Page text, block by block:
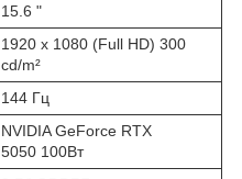
15.6 "
1920 x 1080 (Full HD) 300
cd/m²
144 Гц
NVIDIA GeForce RTX
5050 100Вт